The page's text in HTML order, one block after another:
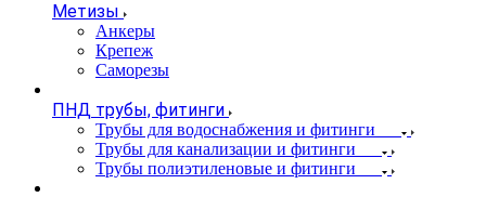
Метизы
Анкеры
Крепеж
Саморезы
ПНД трубы, фитинги
Трубы для водоснабжения и фитинги
Трубы для канализации и фитинги
Трубы полиэтиленовые и фитинги